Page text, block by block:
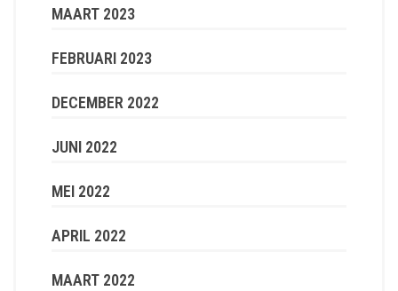
MAART 2023
FEBRUARI 2023
DECEMBER 2022
JUNI 2022
MEI 2022
APRIL 2022
MAART 2022